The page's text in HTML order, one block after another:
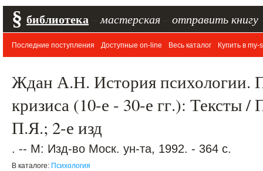
§ библиотека мастерская отправить книгу
Последние поступления Доступные on-line Весь каталог Купить в my-
Ждан А.Н. История психологии.
кризиса (10-е - 30-е гг.): Тексты /
П.Я.; 2-е изд
. -- М: Изд-во Моск. ун-та, 1992. - 364 с.
В каталоге: Психология